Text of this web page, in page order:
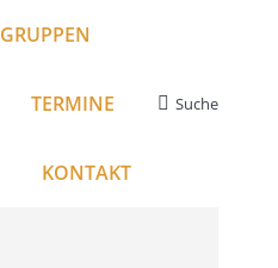
GRUPPEN
TERMINE
KONTAKT
Search:
Suche